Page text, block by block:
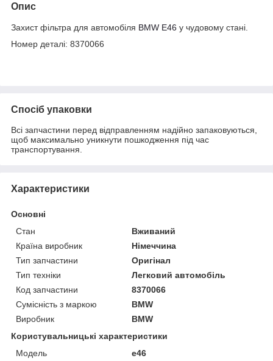
Опис
Захист фільтра для автомобіля BMW E46 у чудовому стані.
Номер деталі: 8370066
Спосіб упаковки
Всі запчастини перед відправленням надійно запаковуються,
щоб максимально уникнути пошкодження під час
транспортування.
Характеристики
Основні
Стан
Вживаний
Країна виробник
Німеччина
Тип запчастини
Оригінал
Тип техніки
Легковий автомобіль
Код запчастини
8370066
Сумісність з маркою
BMW
Виробник
BMW
Користувальницькі характеристики
Модель
е46